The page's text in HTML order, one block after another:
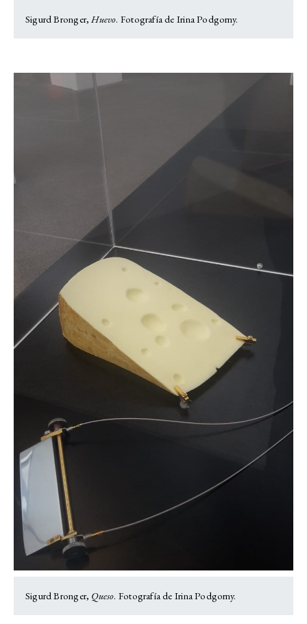
Sigurd Bronger,Huevo. Fotografía de Irina Podgorny.
Sigurd Bronger, Queso. Fotografía de Irina Podgorny.